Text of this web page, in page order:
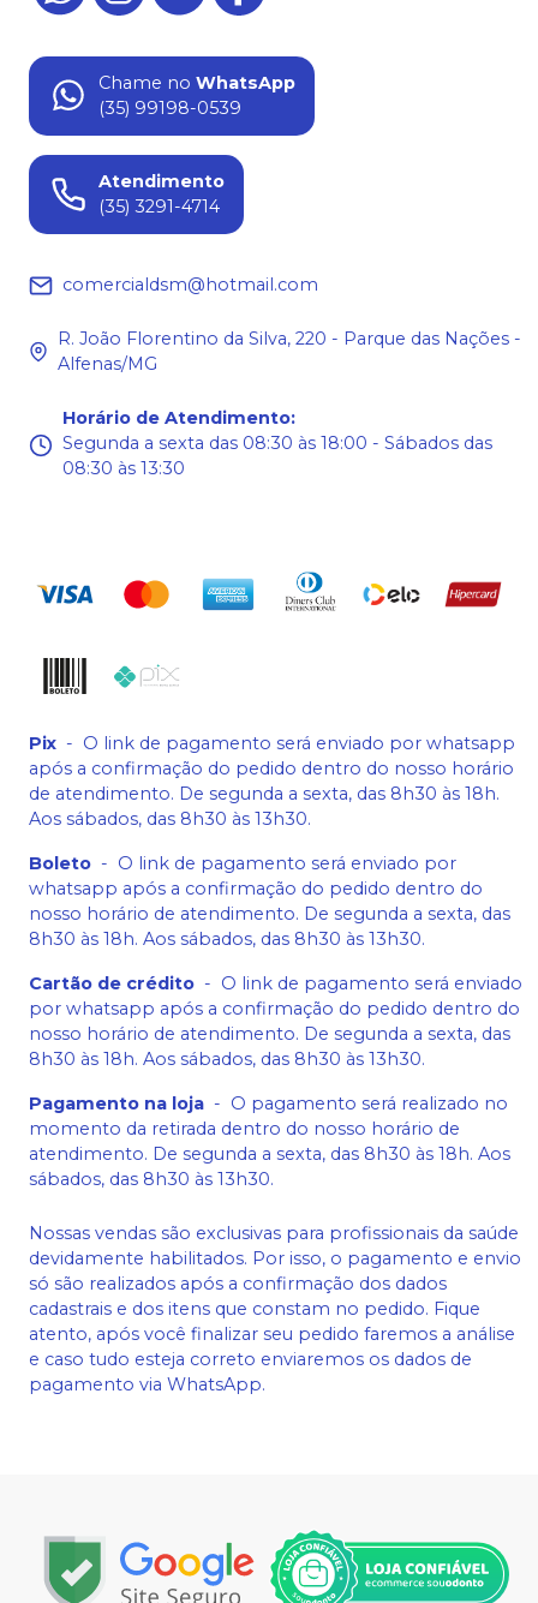
Chame no WhatsApp
(35) 99198-0539
Atendimento
(35) 3291-4714
comercialdsm@hotmail.com
R. João Florentino da Silva, 220 - Parque das Nações -
Alfenas/MG
Horário de Atendimento:
Segunda a sexta das 08:30 às 18:00 - Sábados das
08:30 às 13:30
Pix - O link de pagamento será enviado por whatsapp
após a confirmação do pedido dentro do nosso horário
de atendimento. De segunda a sexta, das 8h30 às 18h.
Aos sábados, das 8h30 às 13h30.
Boleto - O link de pagamento será enviado por
whatsapp após a confirmação do pedido dentro do
nosso horário de atendimento. De segunda a sexta, das
8h30 às 18h. Aos sábados, das 8h30 às 13h30.
Cartão de crédito - O link de pagamento será enviado
por whatsapp após a confirmação do pedido dentro do
nosso horário de atendimento. De segunda a sexta, das
8h30 às 18h. Aos sábados, das 8h30 às 13h30.
Pagamento na loja - O pagamento será realizado no
momento da retirada dentro do nosso horário de
atendimento. De segunda a sexta, das 8h30 às 18h. Aos
sábados, das 8h30 às 13h30.
Nossas vendas são exclusivas para profissionais da saúde
devidamente habilitados. Por isso, o pagamento e envio
só são realizados após a confirmação dos dados
cadastrais e dos itens que constam no pedido. Fique
atento, após você finalizar seu pedido faremos a análise
e caso tudo esteja correto enviaremos os dados de
pagamento via WhatsApp.